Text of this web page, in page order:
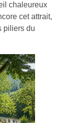
chaleureux
cet attrait,
piliers du